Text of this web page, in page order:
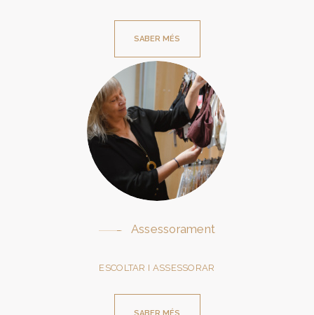
SABER MÉS
Assessorament
ESCOLTAR I ASSESSORAR
SABER MÉS